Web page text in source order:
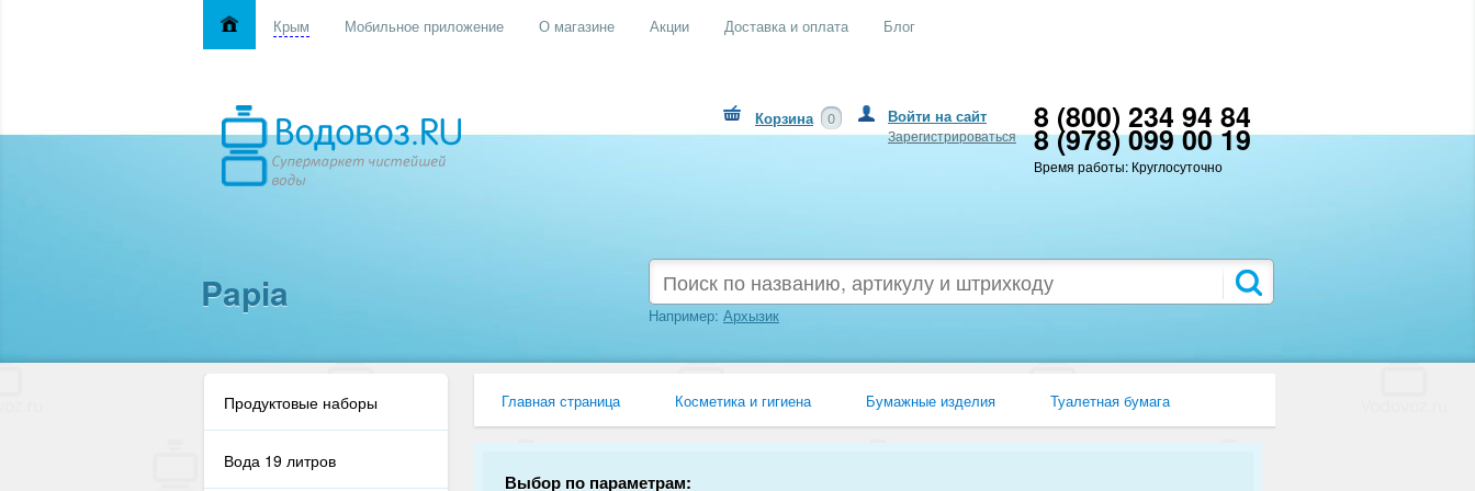
Крым Мобильное приложение О магазине Акции Доставка и оплата Блог
8 (800) 234 94 84
8 (978) 099 00 19
Время работы: Круглосуточно
Войти на сайт
Зарегистрироваться
Корзина 0
Papia Например: Архызик
Продуктовые наборы
Вода 19 литров
Главная страница Косметика и гигиена Бумажные изделия Туалетная бумага
Выбор по параметрам: